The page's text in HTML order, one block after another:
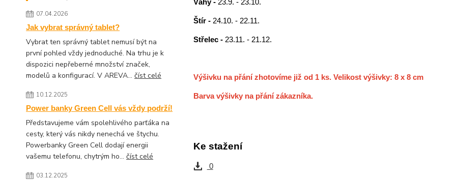
07.04.2026
Jak vybrat správný tablet?
Vybrat ten správný tablet nemusí být na
první pohled vždy jednoduché. Na trhu je k
dispozici nepřeberné množství značek,
modelů a konfigurací. V AREVA...číst celé
10.12.2025
Power banky Green Cell vás vždy podrží!
Představujeme vám spolehlivého parťáka na
cesty, který vás nikdy nenechá ve štychu.
Powerbanky Green Cell dodají energii
vašemu telefonu, chytrým ho...číst celé
03.12.2025
Váhy - 23.9. - 23.10.
Štír - 24.10. - 22.11.
Střelec - 23.11. - 21.12.
Výšivku na přání zhotovíme již od 1 ks. Velikost výšivky: 8 x 8 cm
Barva výšivky na přání zákazníka.
Ke stažení
0